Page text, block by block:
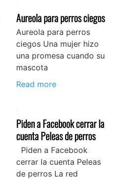
Aureola para perros ciegos
Aureola para perros
ciegos Una mujer hizo
una promesa cuando su
mascota
Read more
Piden a Facebook cerrar la
cuenta Peleas de perros
Piden a Facebook
cerrar la cuenta Peleas
de perros La red